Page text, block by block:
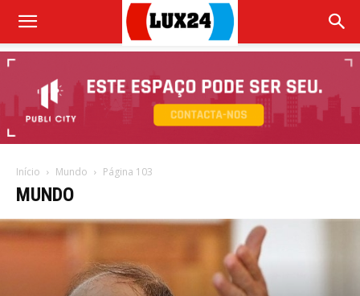
Início Mundo Página 103
MUNDO